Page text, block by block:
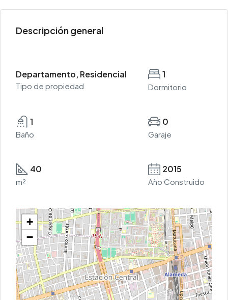
Descripción general
Departamento, Residencial
Tipo de propiedad
1
Dormitorio
1
Baño
0
Garaje
40
m²
2015
Año Construido
+
−